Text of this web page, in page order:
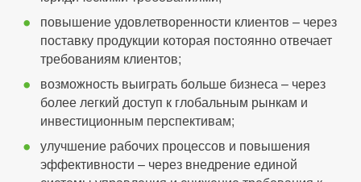
повышение удовлетворенности клиентов – через
поставку продукции которая постоянно отвечает
требованиям клиентов;
возможность выиграть больше бизнеса – через
более легкий доступ к глобальным рынкам и
инвестиционным перспективам;
улучшение рабочих процессов и повышения
эффективности – через внедрение единой